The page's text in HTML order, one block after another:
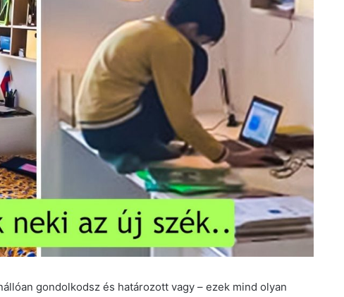
gondolkodsz és határozott vagy – ezek mind olyan